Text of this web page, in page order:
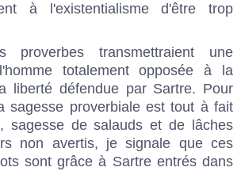
à l'existentialisme d'être trop
proverbes transmettraient une
totalement opposée à la
liberté défendue par Sartre. Pour
sagesse proverbiale est tout à fait
sagesse de salauds et de lâches
non avertis, je signale que ces
sont grâce à Sartre entrés dans